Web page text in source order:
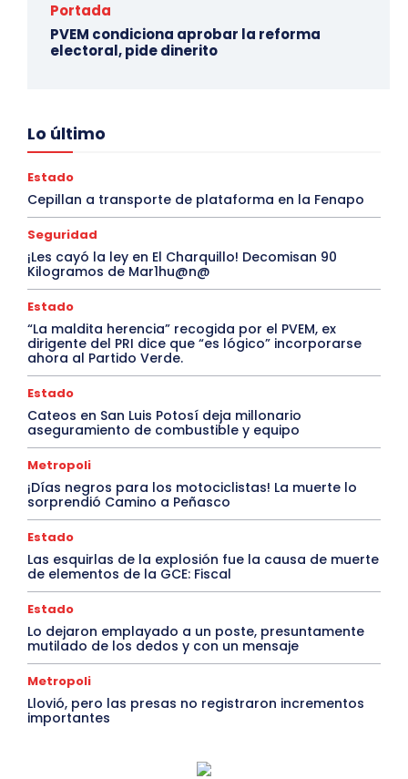
Portada
PVEM condiciona aprobar la reforma
electoral, pide dinerito
Lo último
Estado
Cepillan a transporte de plataforma en la Fenapo
Seguridad
¡Les cayó la ley en El Charquillo! Decomisan 90
Kilogramos de Mar1hu@n@
Estado
“La maldita herencia” recogida por el PVEM, ex
dirigente del PRI dice que “es lógico” incorporarse
ahora al Partido Verde.
Estado
Cateos en San Luis Potosí deja millonario
aseguramiento de combustible y equipo
Metropoli
¡Días negros para los motociclistas! La muerte lo
sorprendió Camino a Peñasco
Estado
Las esquirlas de la explosión fue la causa de muerte
de elementos de la GCE: Fiscal
Estado
Lo dejaron emplayado a un poste, presuntamente
mutilado de los dedos y con un mensaje
Metropoli
Llovió, pero las presas no registraron incrementos
importantes